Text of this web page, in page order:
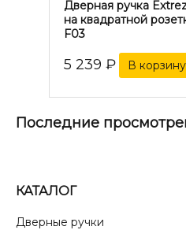
КАТАЛОГ
Дверные ручки
Дверная ручка
на квадратной
F03
5 239 ₽ В корзину
Последние